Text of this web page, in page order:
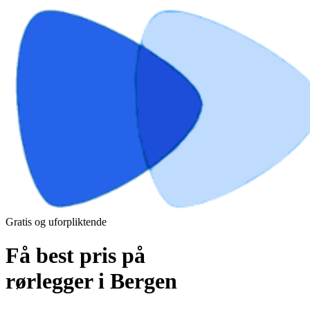
Gratis og uforpliktende
Få best pris på
rørlegger i Bergen